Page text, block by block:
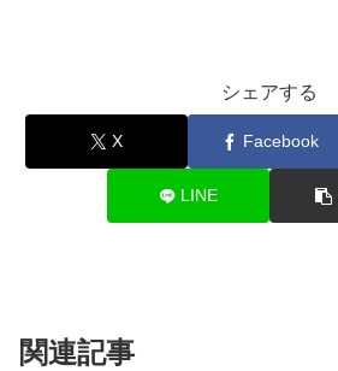
シェアする
X Facebook
LINE
関連記事